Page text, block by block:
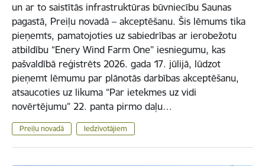
un ar to saistītās infrastruktūras būvniecību Saunas
pagastā, Preiļu novadā – akceptēšanu. Šis lēmums tika
pieņemts, pamatojoties uz sabiedrības ar ierobežotu
atbildību “Enery Wind Farm One” iesniegumu, kas
pašvaldībā reģistrēts 2026. gada 17. jūlijā, lūdzot
pieņemt lēmumu par plānotās darbības akceptēšanu,
atsaucoties uz likuma “Par ietekmes uz vidi
novērtējumu” 22. panta pirmo daļu…
Preiļu novadā Iedzīvotājiem